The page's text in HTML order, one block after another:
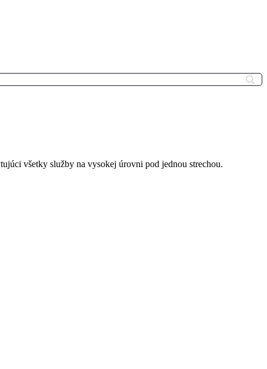
všetky služby na vysokej úrovni pod jednou strechou.